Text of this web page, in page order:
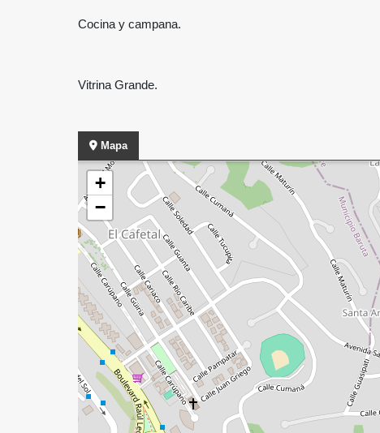
Cocina y campana.
Vitrina Grande.
Mapa
+
−